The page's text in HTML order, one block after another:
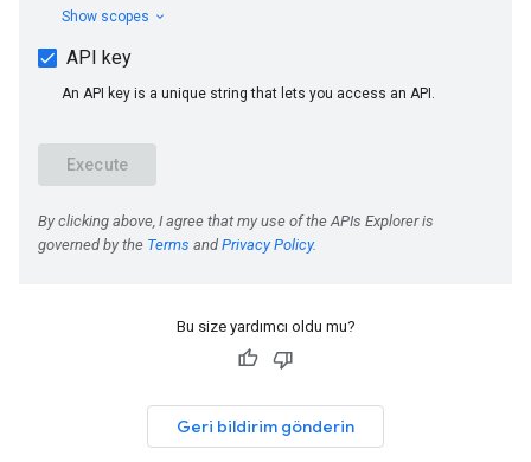
Bu size yardımcı oldu mu?
Geri bildirim gönderin